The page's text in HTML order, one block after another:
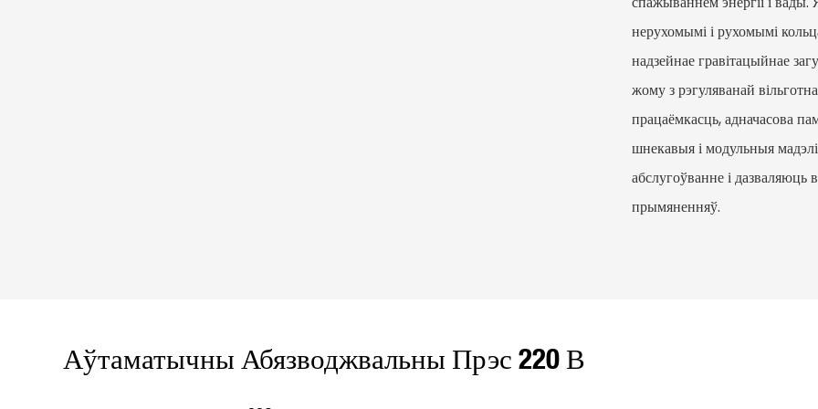
нерухомымі і рухомымі
надзейнае гравітацыйнае
жому з рэгуляванай
працаёмкасць, адначасова
шнекавыя і модульныя
абслугоўванне і
прымяненняў.
Аўтаматычны Абязводжвальны Прэс 220 В